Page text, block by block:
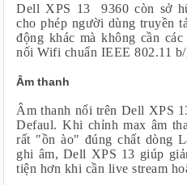
Dell XPS 13 9360 còn sở
cho phép người dùng truyền
động khác mà không cần
nối Wifi chuẩn IEEE 802.11
Âm thanh
Âm thanh nổi trên Dell XPS
Defaul. Khi chỉnh max âm
rất "ồn ào" đúng chất dòng
ghi âm, Dell XPS 13 giúp
tiện hơn khi cần live stream